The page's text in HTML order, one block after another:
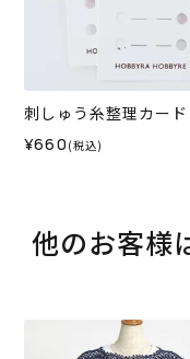
刺しゅう糸整理カード
¥660 (税込)
他のお客様